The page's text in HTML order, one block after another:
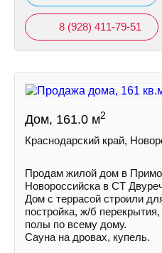
8 (928) 411-79-51
Дом, 161.0 м2
Краснодарский край,
Продам жилой дом в
Новороссийска в СТ
Дом с террасой строили
постройка, ж/б
полы по всему дому.
Сауна на дровах, купель.